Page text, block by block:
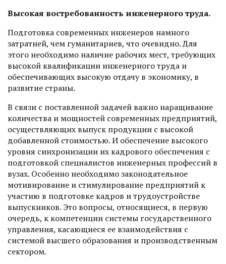
Высокая востребованность инженерного труда.
Подготовка современных инженеров намного
затратней, чем гуманитариев, что очевидно. Для
этого необходимо наличие рабочих мест, требующих
высокой квалификации инженерного труда и
обеспечивающих высокую отдачу в экономику, в
развитие страны.
В связи с поставленной задачей важно наращивание
количества и мощностей современных предприятий,
осуществляющих выпуск продукции с высокой
добавленной стоимостью. И обеспечение высокого
уровня синхронизации их кадрового обеспечения с
подготовкой специалистов инженерных профессий в
вузах. Особенно необходимо законодательное
мотивирование и стимулирование предприятий к
участию в подготовке кадров и трудоустройстве
выпускников. Это вопросы, относящиеся, в первую
очередь, к компетенции системы государственного
управления, касающиеся ее взаимодействия с
системой высшего образования и производственным
сектором.